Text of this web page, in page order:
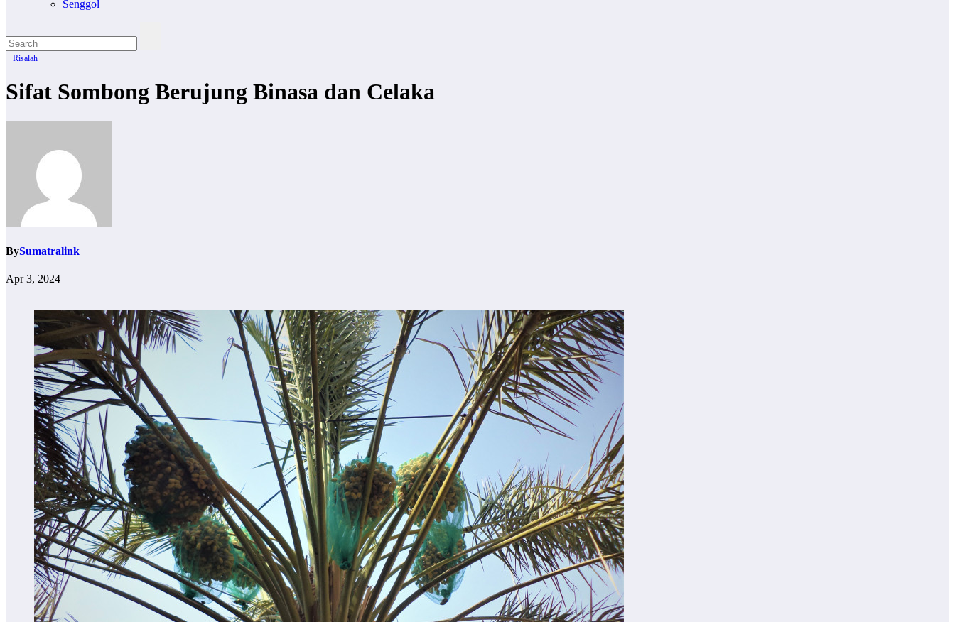
Senggol
Risalah
Sifat Sombong Berujung Binasa dan Celaka
BySumatralink
Apr 3, 2024